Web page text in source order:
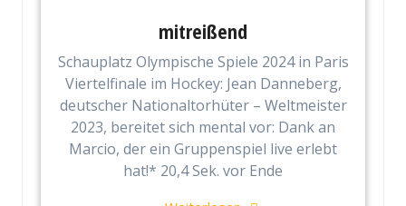
mitreißend
Schauplatz Olympische Spiele 2024 in Paris
Viertelfinale im Hockey: Jean Danneberg,
deutscher Nationaltorhüter – Weltmeister
2023, bereitet sich mental vor: Dank an
Marcio, der ein Gruppenspiel live erlebt
hat!* 20,4 Sek. vor Ende